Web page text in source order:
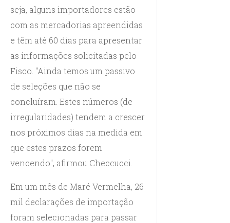
seja, alguns importadores estão
com as mercadorias apreendidas
e têm até 60 dias para apresentar
as informações solicitadas pelo
Fisco. "Ainda temos um passivo
de seleções que não se
concluíram. Estes números (de
irregularidades) tendem a crescer
nos próximos dias na medida em
que estes prazos forem
vencendo", afirmou Checcucci.
Em um mês de Maré Vermelha, 26
mil declarações de importação
foram selecionadas para passar